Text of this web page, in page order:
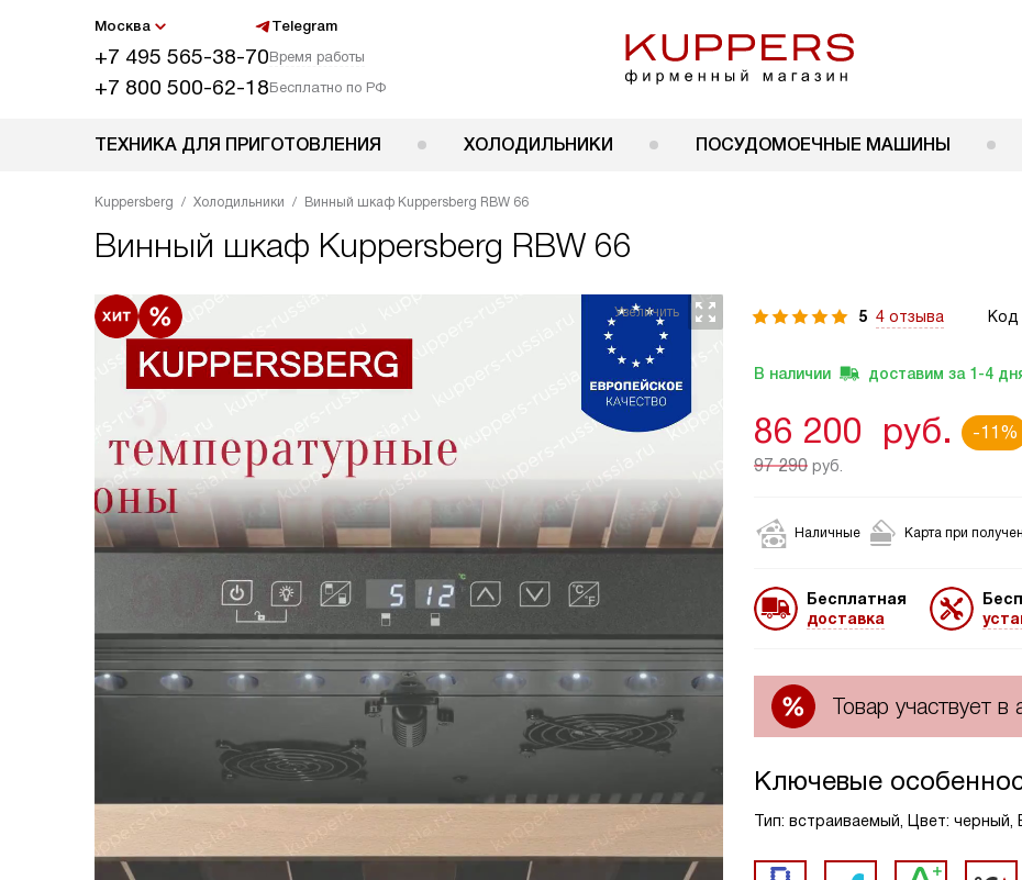
Москва Telegram
+7 495 565-38-70Время работы
+7 800 500-62-18Бесплатно по РФ
ТЕХНИКА ДЛЯ ПРИГОТОВЛЕНИЯ ХОЛОДИЛЬНИКИ ПОСУДОМОЕЧНЫЕ МАШИНЫ
Kuppersberg Холодильники Винный шкаф Kuppersberg RBW 66
Винный шкаф Kuppersberg RBW 66
5 4 отзыва Код
В наличии доставим за 1-4
86 200 руб.
-11%
97 290 руб.
Наличные Карта при
Бесплатная
доставка
Товар участвует в
Ключевые
Тип: встраиваемый, Цвет: черный,